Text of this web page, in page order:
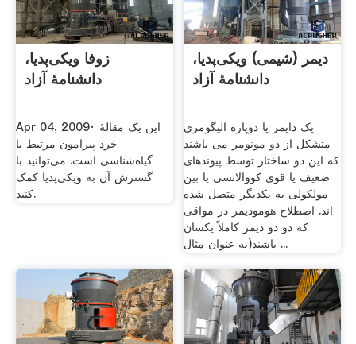
زوفا ویکی‌پدیا،
دانشنامهٔ آزاد
Apr 04, 2009· این یک مقالهٔ
خرد پیرامون مرتبط با
گیاه‌شناسی است. می‌توانید با
گسترش آن به ویکی‌پدیا کمک
کنید.
دیمر (شیمی) ویکی‌پدیا،
دانشنامهٔ آزاد
یک دایمر یا دوپاره الیگومری
متشکل از دو مونومر می باشند
که این دو ساختار توسط پیوندهای
ضعیف یا قوی کووالانسی یا بین
مولکولی به یکدیگر متصل شده
اند. اصطلاح هومودیمر در مواقی
که دو دو دیمر کاملاً یکسان
باشند(به عنوان مثال ...